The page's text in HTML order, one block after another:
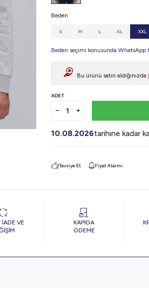
Beden
S M L XL XXL
Beden seçimi konusunda WhatsApp
Bu ürünü satın aldığınızda
ADET
10.08.2026tarihine kadar
Tavsiye Et Fiyat Alarmı
İADE VE
KAPIDA
ÖDEME